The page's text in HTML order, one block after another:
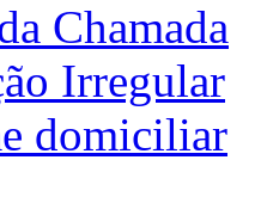
Chamada
Irregular
domiciliar